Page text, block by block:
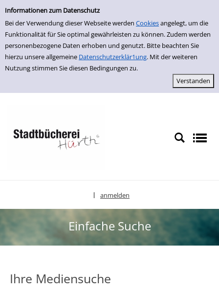
Einfache Suche
Informationen zum Datenschutz
Bei der Verwendung dieser Webseite werden Cookiesangelegt, um die
Funktionalität für Sie optimal gewährleisten zu können. Zudem werden
personenbezogene Daten erhoben und genutzt. Bitte beachten Sie
hierzu unsere allgemeine Datenschutzerklär1ung. Mit der weiteren
Nutzung stimmen Sie diesen Bedingungen zu.
zur Navigation springen
zum Inhalt springen
Zu den Suchfiltern springen
Zur Trefferliste springen
anmelden
Einfache Suche
Ihre Mediensuche